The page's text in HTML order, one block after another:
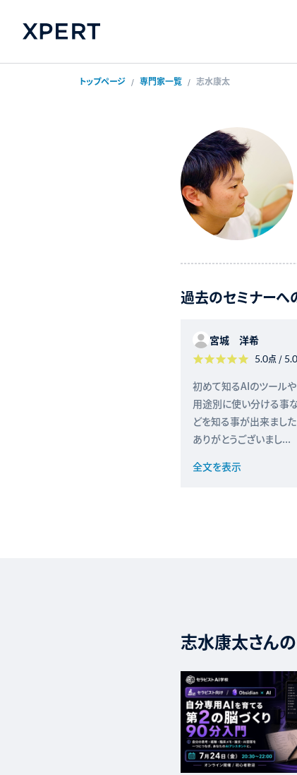
トップページ 専門家一覧 志水康太
過去のセミナーへ
宮城 洋希
5.0点 / 5.0
初めて知るAIのツールや
用途別に使い分ける事
どを知る事が出来ました
ありがとうございまし...
全文を表示
志水康太さん